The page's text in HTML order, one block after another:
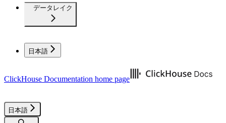
データレイク
日本語
ClickHouse Documentation home page
日本語